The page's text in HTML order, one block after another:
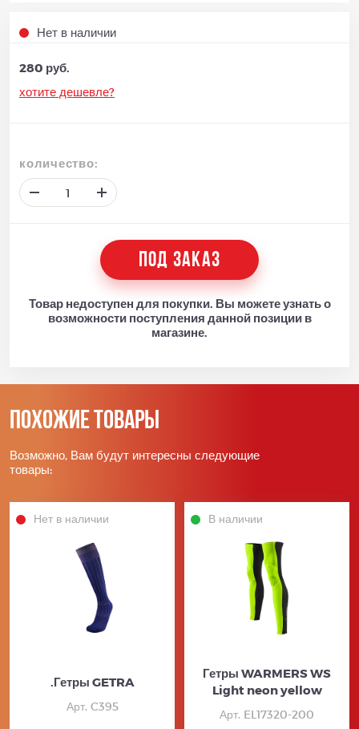
Нет в наличии
280 руб.
хотите дешевле?
количество:
ПОД ЗАКАЗ
Товар недоступен для покупки. Вы можете узнать о
возможности поступления данной позиции в
магазине.
Похожие товары
Возможно, Вам будут интересны следующие
товары:
Нет в наличии
.Гетры GETRA
Арт. C395
В наличии
Гетры WARMERS WS
Light neon yellow
Арт. EL17320-200